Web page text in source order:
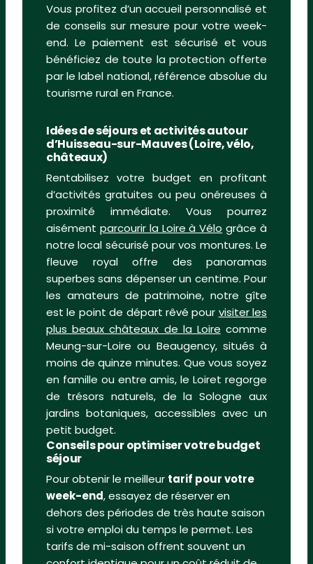
Vous profitez d’un accueil personnalisé et
de conseils sur mesure pour votre week-
end. Le paiement est sécurisé et vous
bénéficiez de toute la protection offerte
par le label national, référence absolue du
tourisme rural en France.
Idées de séjours et activités autour
d’Huisseau-sur-Mauves (Loire, vélo,
châteaux)
Rentabilisez votre budget en profitant
d’activités gratuites ou peu onéreuses à
proximité immédiate. Vous pourrez
aisément parcourir la Loire à Vélo grâce à
notre local sécurisé pour vos montures. Le
fleuve royal offre des panoramas
superbes sans dépenser un centime. Pour
les amateurs de patrimoine, notre gîte
est le point de départ rêvé pour visiter les
plus beaux châteaux de la Loire comme
Meung-sur-Loire ou Beaugency, situés à
moins de quinze minutes. Que vous soyez
en famille ou entre amis, le Loiret regorge
de trésors naturels, de la Sologne aux
jardins botaniques, accessibles avec un
petit budget.
Conseils pour optimiser votre budget
séjour
Pour obtenir le meilleur tarif pour votre
week-end, essayez de réserver en
dehors des périodes de très haute saison
si votre emploi du temps le permet. Les
tarifs de mi-saison offrent souvent un